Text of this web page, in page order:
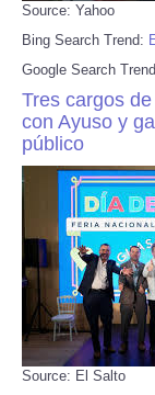
Source: Yahoo
Bing Search Trend:
Google Search
Tres cargos
con Ayuso y
público
Source: El Salto